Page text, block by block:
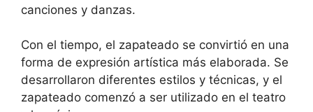
canciones y danzas.
Con el tiempo, el zapateado se convirtió en una
forma de expresión artística más elaborada. Se
desarrollaron diferentes estilos y técnicas, y el
zapateado comenzó a ser utilizado en el teatro